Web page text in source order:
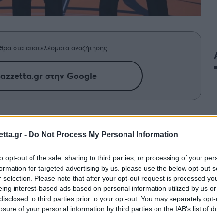
- Do Not Process My Personal Information
opt-out of the sale, sharing to third parties, or processing of your
for targeted advertising by us, please use the below opt-out
selection. Please note that after your opt-out request is processed
interest-based ads based on personal information utilized by us
to third parties prior to your opt-out. You may separately
of your personal information by third parties on the IAB’s list of
στα αποτελέσματα αναζήτησης.
στην Google
για το Final Four της Εuroleague
στην έδρα τουΠαναθηναϊκού. Το Telekom
του ευρωπαϊκού μπάσκετ και οι ομάδες που
, η Φενέρ, η Ρεάλ Μαδρίτης και η Βαλένθια.
που θα διευθύνουν τις αναμετρήσεις.